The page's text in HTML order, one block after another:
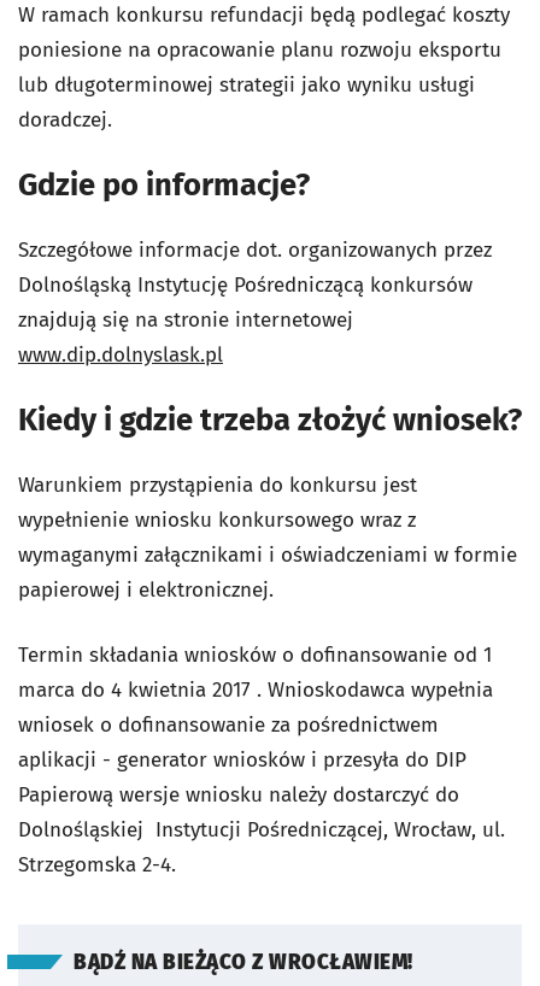
W ramach konkursu refundacji będą podlegać koszty
poniesione na opracowanie planu rozwoju eksportu
lub długoterminowej strategii jako wyniku usługi
doradczej.
Gdzie po informacje?
Szczegółowe informacje dot. organizowanych przez
Dolnośląską Instytucję Pośredniczącą konkursów
znajdują się na stronie internetowej
www.dip.dolnyslask.pl
Kiedy i gdzie trzeba złożyć wniosek?
Warunkiem przystąpienia do konkursu jest
wypełnienie wniosku konkursowego wraz z
wymaganymi załącznikami i oświadczeniami w formie
papierowej i elektronicznej.
Termin składania wniosków o dofinansowanie od 1
marca do 4 kwietnia 2017 . Wnioskodawca wypełnia
wniosek o dofinansowanie za pośrednictwem
aplikacji - generator wniosków i przesyła do DIP
Papierową wersje wniosku należy dostarczyć do
Dolnośląskiej Instytucji Pośredniczącej, Wrocław, ul.
Strzegomska 2-4.
BĄDŹ NA BIEŻĄCO Z WROCŁAWIEM!